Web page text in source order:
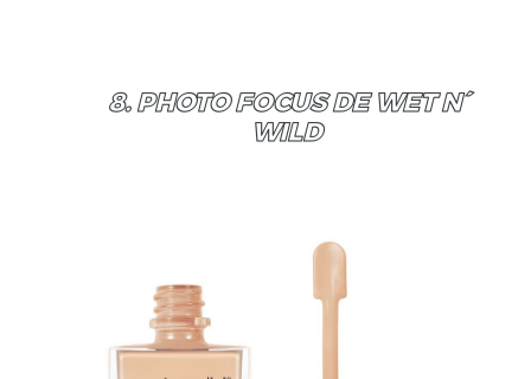
8. PHOTO FOCUS DE WET N´
WILD